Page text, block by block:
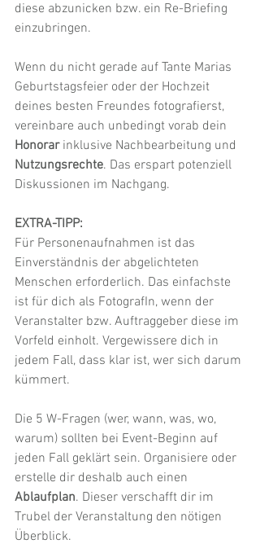
diese abzunicken bzw. ein Re-Briefing
einzubringen.
Wenn du nicht gerade auf Tante Marias
Geburtstagsfeier oder der Hochzeit
deines besten Freundes fotografierst,
vereinbare auch unbedingt vorab dein
Honorar inklusive Nachbearbeitung und
Nutzungsrechte. Das erspart potenziell
Diskussionen im Nachgang.
EXTRA-TIPP:
Für Personenaufnahmen ist das
Einverständnis der abgelichteten
Menschen erforderlich. Das einfachste
ist für dich als FotografIn, wenn der
Veranstalter bzw. Auftraggeber diese im
Vorfeld einholt. Vergewissere dich in
jedem Fall, dass klar ist, wer sich darum
kümmert.
Die 5 W-Fragen (wer, wann, was, wo,
warum) sollten bei Event-Beginn auf
jeden Fall geklärt sein. Organisiere oder
erstelle dir deshalb auch einen
Ablaufplan. Dieser verschafft dir im
Trubel der Veranstaltung den nötigen
Überblick.